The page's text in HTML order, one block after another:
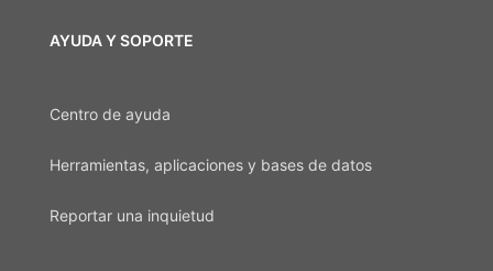
AYUDA Y SOPORTE
Centro de ayuda
Herramientas, aplicaciones y bases de datos
Reportar una inquietud